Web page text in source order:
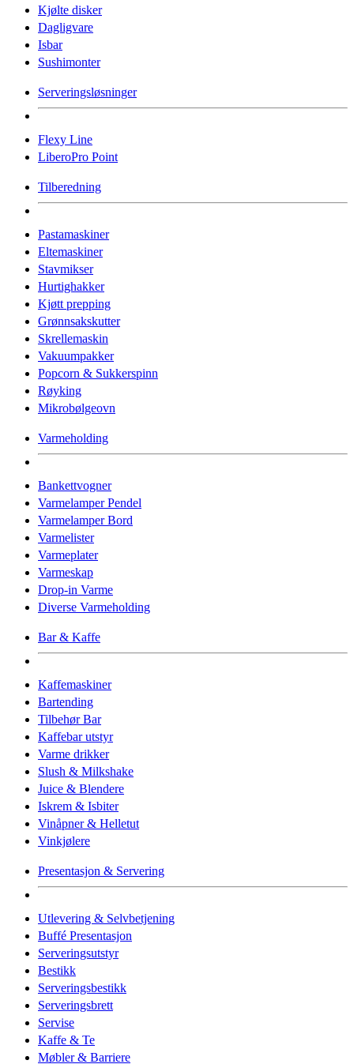
Kjølte disker
Dagligvare
Isbar
Sushimonter
Serveringsløsninger
Flexy Line
LiberoPro Point
Tilberedning
Pastamaskiner
Eltemaskiner
Stavmikser
Hurtighakker
Kjøtt prepping
Grønnsakskutter
Skrellemaskin
Vakuumpakker
Popcorn & Sukkerspinn
Røyking
Mikrobølgeovn
Varmeholding
Bankettvogner
Varmelamper Pendel
Varmelamper Bord
Varmelister
Varmeplater
Varmeskap
Drop-in Varme
Diverse Varmeholding
Bar & Kaffe
Kaffemaskiner
Bartending
Tilbehør Bar
Kaffebar utstyr
Varme drikker
Slush & Milkshake
Juice & Blendere
Iskrem & Isbiter
Vinåpner & Helletut
Vinkjølere
Presentasjon & Servering
Utlevering & Selvbetjening
Buffé Presentasjon
Serveringsutstyr
Bestikk
Serveringsbestikk
Serveringsbrett
Servise
Kaffe & Te
Møbler & Barriere